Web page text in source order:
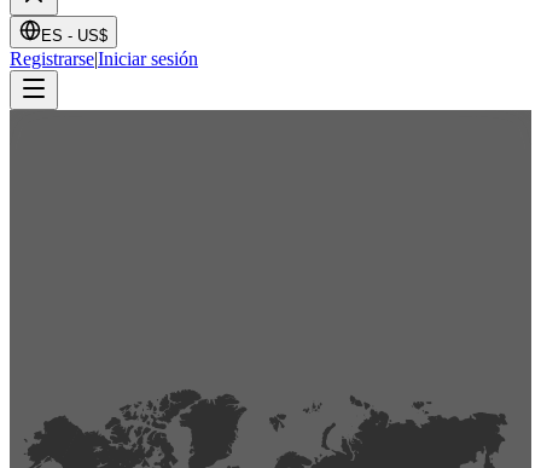
ES - US$
Registrarse|Iniciar sesión